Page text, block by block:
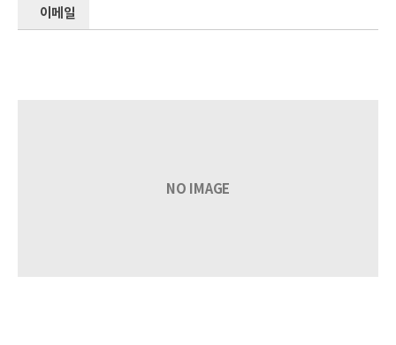
이메일
NO IMAGE